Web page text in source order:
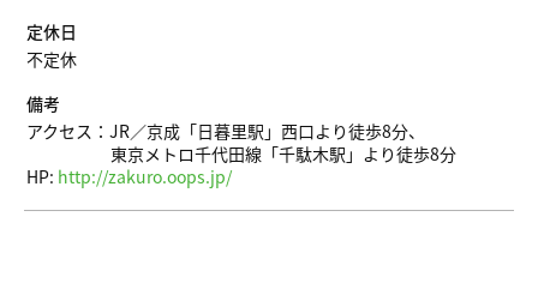
定休日
不定休
備考
アクセス：JR／京成「日暮里駅」西口より徒歩8分、
東京メトロ千代田線「千駄木駅」より徒歩8分
HP: http://zakuro.oops.jp/